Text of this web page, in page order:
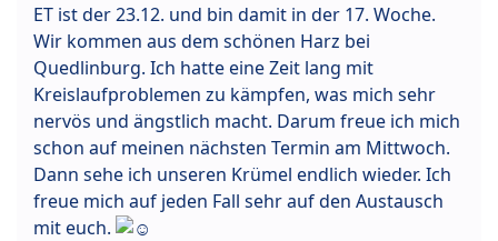
ET ist der 23.12. und bin damit in der 17. Woche.
Wir kommen aus dem schönen Harz bei
Quedlinburg. Ich hatte eine Zeit lang mit
Kreislaufproblemen zu kämpfen, was mich sehr
nervös und ängstlich macht. Darum freue ich mich
schon auf meinen nächsten Termin am Mittwoch.
Dann sehe ich unseren Krümel endlich wieder. Ich
freue mich auf jeden Fall sehr auf den Austausch
mit euch.